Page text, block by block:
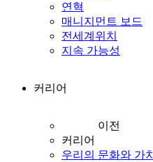
연혁
매니지먼트 보드
전세계위치
지속 가능성
커리어
이전
커리어
우리의 문화와 가치